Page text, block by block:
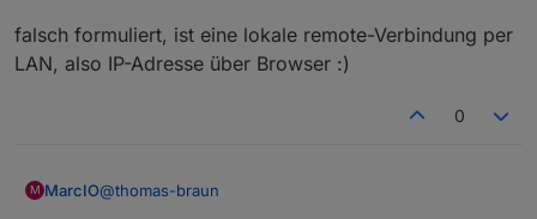
Per RDP/VNC?
Lass das doch sein und mach eine http-
Verbindung zur vis auf
falsch formuliert, ist eine lokale remote-Verbindung per
LAN, also IP-Adresse über Browser :)
0
M MarcIO@thomas-braun